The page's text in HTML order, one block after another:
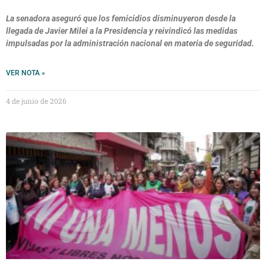
La senadora aseguró que los femicidios disminuyeron desde la
llegada de Javier Milei a la Presidencia y reivindicó las medidas
impulsadas por la administración nacional en materia de seguridad.
VER NOTA »
4 de junio de 2026